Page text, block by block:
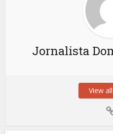
Jornalista
View